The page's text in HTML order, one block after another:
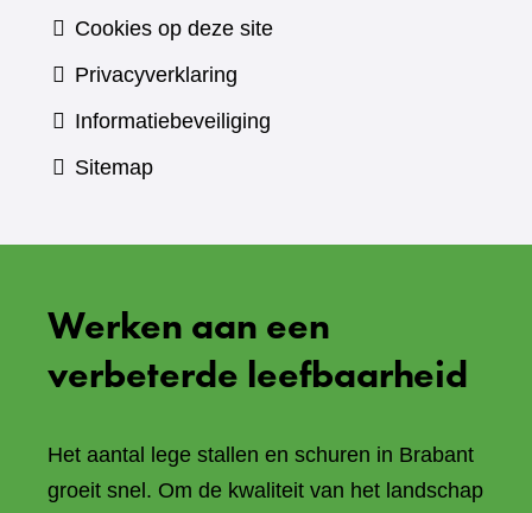
Cookies op deze site
Privacyverklaring
Informatiebeveiliging
Sitemap
Werken aan een
verbeterde leefbaarheid
Het aantal lege stallen en schuren in Brabant
groeit snel. Om de kwaliteit van het landschap